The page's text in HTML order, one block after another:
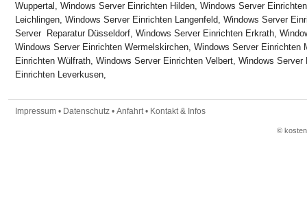
Wuppertal, Windows Server Einrichten Hilden, Windows Server
Leichlingen, Windows Server Einrichten Langenfeld, Windows Server
Server Reparatur Düsseldorf, Windows Server Einrichten Erkrath,
Windows Server Einrichten Wermelskirchen, Windows Server Einrichten
Einrichten Wülfrath, Windows Server Einrichten Velbert, Windows
Einrichten Leverkusen,
Impressum • Datenschutz • Anfahrt• Kontakt & Infos
©